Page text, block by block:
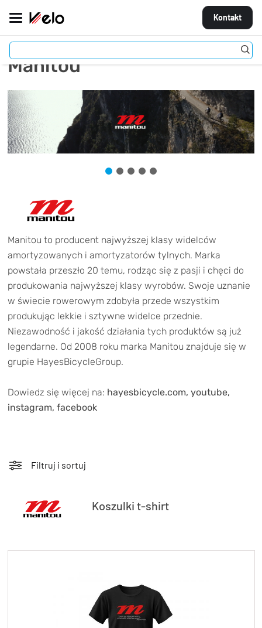
Kontakt
MARKI
ROWERY
CZĘŚCI
AKCESORIA
Kup bon podarunkowy
OGUMIENIE
zakupy!
KOŁA
TRENING
WYPRZEDAŻ
OUTLET
KryptoFlex Key Cable
NOWOŚCI
BONY
KONTAKT
Manitou
Manitou to producent najwyższej klasy widelców
amortyzowanych i amortyzatorów tylnych. Marka
powstała przeszło 20 temu, rodząc się z pasji i chęci do
produkowania najwyższej klasy wyrobów. Swoje uznanie
w świecie rowerowym zdobyła przede wszystkim
produkując lekkie i sztywne widelce przednie.
Niezawodność i jakość działania tych produktów są już
legendarne. Od 2008 roku marka Manitou znajduje się w
grupie HayesBicycleGroup.
Dowiedz się więcej na: hayesbicycle.com, youtube,
instagram, facebook
Filtruj i sortuj
Koszulki t-shirt